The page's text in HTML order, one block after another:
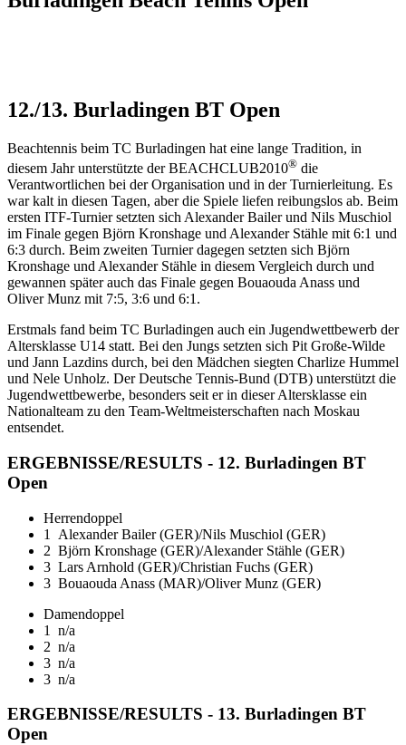
12./13. Burladingen BT Open
Beachtennis beim TC Burladingen hat eine lange Tradition, in
diesem Jahr unterstützte der BEACHCLUB2010® die
Verantwortlichen bei der Organisation und in der Turnierleitung. Es
war kalt in diesen Tagen, aber die Spiele liefen reibungslos ab. Beim
ersten ITF-Turnier setzten sich Alexander Bailer und Nils Muschiol
im Finale gegen Björn Kronshage und Alexander Stähle mit 6:1 und
6:3 durch. Beim zweiten Turnier dagegen setzten sich Björn
Kronshage und Alexander Stähle in diesem Vergleich durch und
gewannen später auch das Finale gegen Bouaouda Anass und
Oliver Munz mit 7:5, 3:6 und 6:1.
Erstmals fand beim TC Burladingen auch ein Jugendwettbewerb der
Altersklasse U14 statt. Bei den Jungs setzten sich Pit Große-Wilde
und Jann Lazdins durch, bei den Mädchen siegten Charlize Hummel
und Nele Unholz. Der Deutsche Tennis-Bund (DTB) unterstützt die
Jugendwettbewerbe, besonders seit er in dieser Altersklasse ein
Nationalteam zu den Team-Weltmeisterschaften nach Moskau
entsendet.
ERGEBNISSE/RESULTS - 12. Burladingen BT
Open
Herrendoppel
1
Alexander Bailer (GER)/Nils Muschiol (GER)
2 Björn Kronshage (GER)/Alexander Stähle (GER)
3 Lars Arnhold (GER)/Christian Fuchs (GER)
3 Bouaouda Anass (MAR)/Oliver Munz (GER)
Damendoppel
1
n/a
2 n/a
3 n/a
3 n/a
ERGEBNISSE/RESULTS - 13. Burladingen BT
Open